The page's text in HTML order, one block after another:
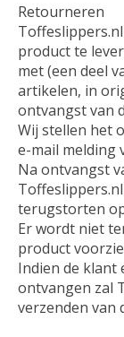
Retourneren
product te
met (een deel
artikelen, in
ontvangst van
Wij stellen het
e-mail melding
Na ontvangst
terugstorten
Er wordt niet
product
Indien de klant
ontvangen zal
verzenden van